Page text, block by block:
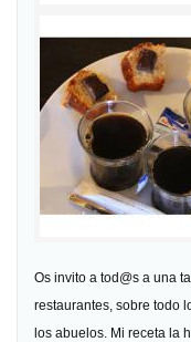
Os invito a tod@s a una
restaurantes, sobre todo
los abuelos. Mi receta la